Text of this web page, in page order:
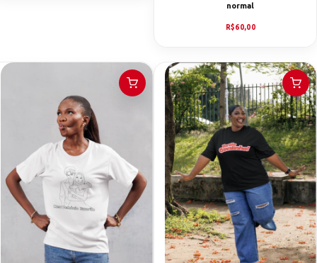
normal
R$60,00